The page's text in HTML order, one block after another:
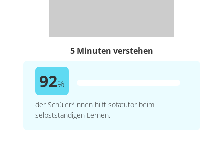
5 Minuten verstehen
92%
der Schüler*innen hilft sofatutor beim
selbstständigen Lernen.